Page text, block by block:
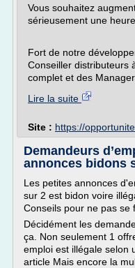
Vous souhaitez
sérieusement une
Fort de notre
Conseiller distributeurs
complet et des
Lire la suite
Site : https://
Demandeurs
annonces bidons
Les petites annonces
sur 2 est bidon voire
Conseils pour ne pas se
Décidément les
ça. Non seulement 1
emploi est illégale selon
article Mais encore la